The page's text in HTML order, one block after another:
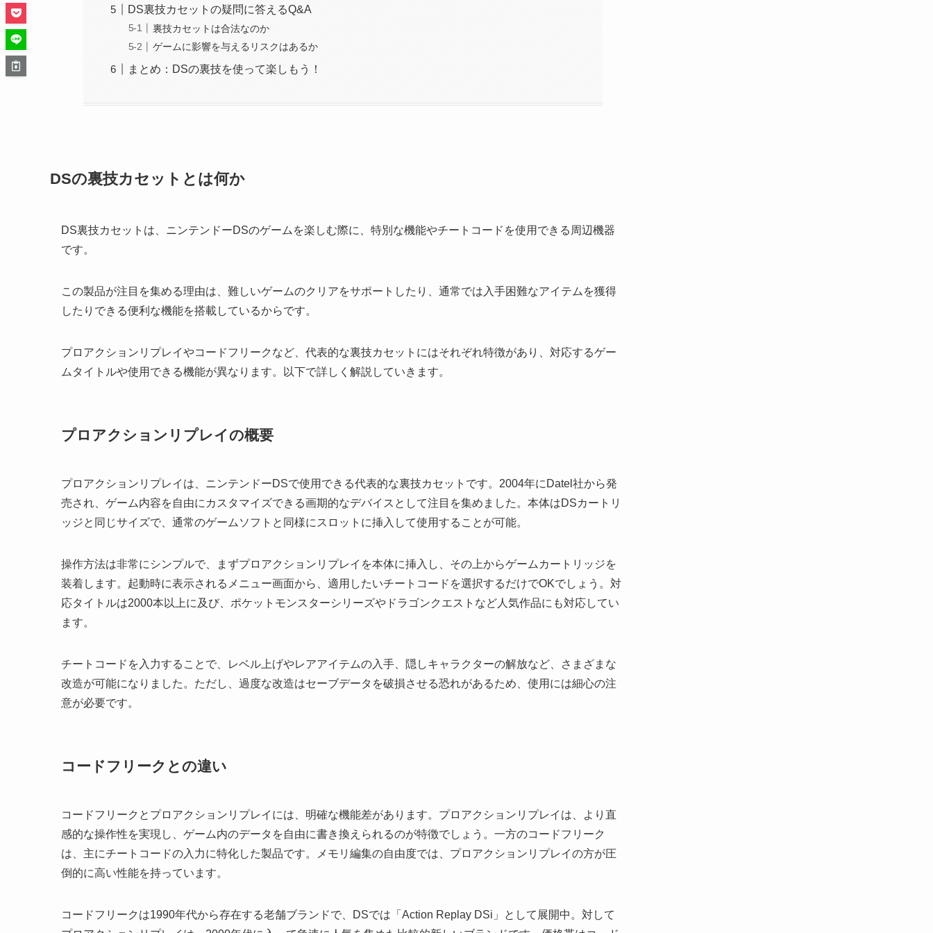
DS裏技カセットの疑問に答えるQ&A
裏技カセットは合法なのか
ゲームに影響を与えるリスクはあるか
まとめ：DSの裏技を使って楽しもう！
DSの裏技カセットとは何か
DS裏技カセットは、ニンテンドーDSのゲームを楽しむ際に、特別な機能やチートコードを使用できる周辺機器
です。
この製品が注目を集める理由は、難しいゲームのクリアをサポートしたり、通常では入手困難なアイテムを獲得
したりできる便利な機能を搭載しているからです。
プロアクションリプレイやコードフリークなど、代表的な裏技カセットにはそれぞれ特徴があり、対応するゲー
ムタイトルや使用できる機能が異なります。以下で詳しく解説していきます。
プロアクションリプレイの概要
プロアクションリプレイは、ニンテンドーDSで使用できる代表的な裏技カセットです。2004年にDatel社から発
売され、ゲーム内容を自由にカスタマイズできる画期的なデバイスとして注目を集めました。本体はDSカートリ
ッジと同じサイズで、通常のゲームソフトと同様にスロットに挿入して使用することが可能。
操作方法は非常にシンプルで、まずプロアクションリプレイを本体に挿入し、その上からゲームカートリッジを
装着します。起動時に表示されるメニュー画面から、適用したいチートコードを選択するだけでOKでしょう。対
応タイトルは2000本以上に及び、ポケットモンスターシリーズやドラゴンクエストなど人気作品にも対応してい
ます。
チートコードを入力することで、レベル上げやレアアイテムの入手、隠しキャラクターの解放など、さまざまな
改造が可能になりました。ただし、過度な改造はセーブデータを破損させる恐れがあるため、使用には細心の注
意が必要です。
コードフリークとの違い
コードフリークとプロアクションリプレイには、明確な機能差があります。プロアクションリプレイは、より直
感的な操作性を実現し、ゲーム内のデータを自由に書き換えられるのが特徴でしょう。一方のコードフリーク
は、主にチートコードの入力に特化した製品です。メモリ編集の自由度では、プロアクションリプレイの方が圧
倒的に高い性能を持っています。
コードフリークは1990年代から存在する老舗ブランドで、DSでは「Action Replay DSi」として展開中。対して